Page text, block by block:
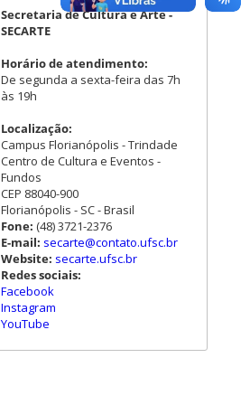
Secretaria de Cultura e Arte -
SECARTE
Horário de atendimento:
De segunda a sexta-feira das 7h
às 19h
Localização:
Campus Florianópolis - Trindade
Centro de Cultura e Eventos -
Fundos
CEP 88040-900
Florianópolis - SC - Brasil
Fone: (48) 3721-2376
E-mail: secarte@contato.ufsc.br
Website: secarte.ufsc.br
Redes sociais:
Facebook
Instagram
YouTube